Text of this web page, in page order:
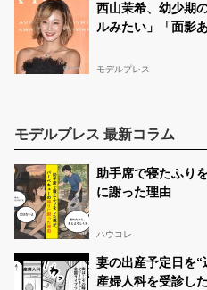
西山茉希、幼少期
ルみたい」「面影
モデルプレス
モデルプレス 最新コラム
助手席で寝たふり
に謝った理由
ハウコレ
妻の出産予定日を
産婦人科を受診し